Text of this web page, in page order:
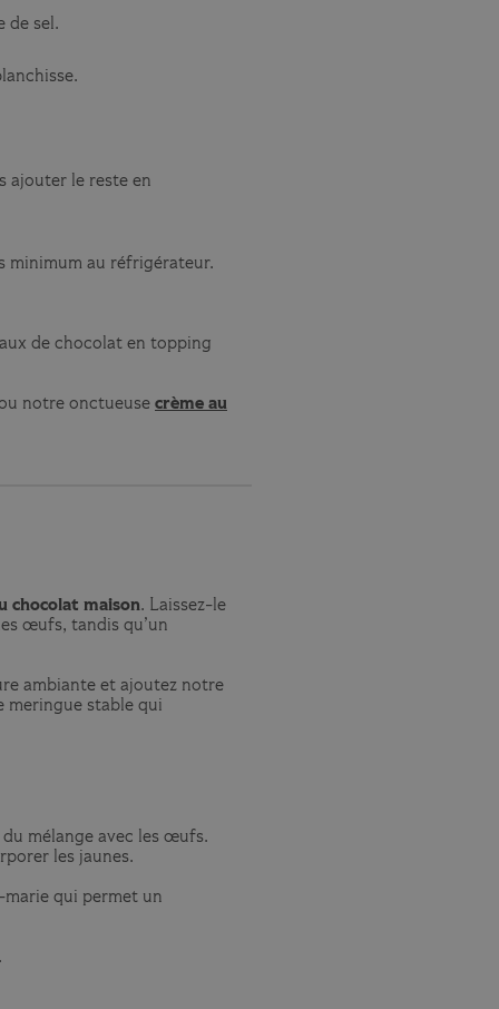
de sel.
ajouter le reste en
minimum au réfrigérateur.
de chocolat en topping
notre onctueuse crème au
chocolat maison. Laissez-le
œufs, tandis qu’un
ambiante et ajoutez notre
stable qui
du mélange avec les œufs.
les jaunes.
marie qui permet un